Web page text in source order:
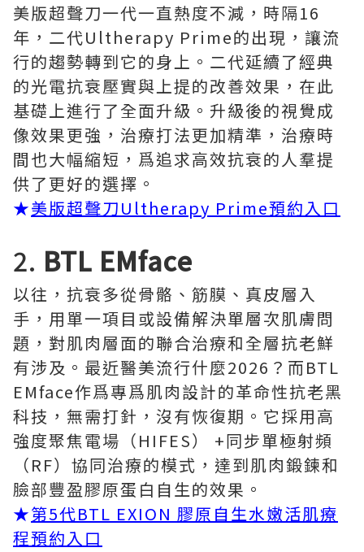
美版超聲刀一代一直熱度不減，時隔16
年，二代Ultherapy Prime的出現，讓流
行的趨勢轉到它的身上。二代延續了經典
的光電抗衰壓實與上提的改善效果，在此
基礎上進行了全面升級。升級後的視覺成
像效果更強，治療打法更加精準，治療時
間也大幅縮短，爲追求高效抗衰的人羣提
供了更好的選擇。
★美版超聲刀Ultherapy Prime預約入口
2. BTL EMface
以往，抗衰多從骨骼、筋膜、真皮層入
手，用單一項目或設備解決單層次肌膚問
題，對肌肉層面的聯合治療和全層抗老鮮
有涉及。最近醫美流行什麼2026？而BTL
EMface作爲專爲肌肉設計的革命性抗老黑
科技，無需打針，沒有恢復期。它採用高
強度聚焦電場（HIFES） +同步單極射頻
（RF）協同治療的模式，達到肌肉鍛鍊和
臉部豐盈膠原蛋白自生的效果。
★第5代BTL EXION 膠原自生水嫩活肌療
程預約入口